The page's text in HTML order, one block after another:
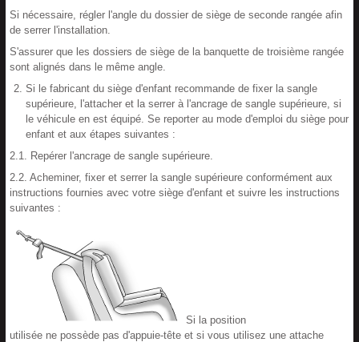
Si nécessaire, régler l'angle du dossier de siège de seconde rangée afin
de serrer l'installation.
S'assurer que les dossiers de siège de la banquette de troisième rangée
sont alignés dans le même angle.
Si le fabricant du siège d'enfant recommande de fixer la sangle
supérieure, l'attacher et la serrer à l'ancrage de sangle supérieure, si
le véhicule en est équipé. Se reporter au mode d'emploi du siège pour
enfant et aux étapes suivantes :
2.1. Repérer l'ancrage de sangle supérieure.
2.2. Acheminer, fixer et serrer la sangle supérieure conformément aux
instructions fournies avec votre siège d'enfant et suivre les instructions
suivantes :
Si la position
utilisée ne possède pas d'appuie-tête et si vous utilisez une attache